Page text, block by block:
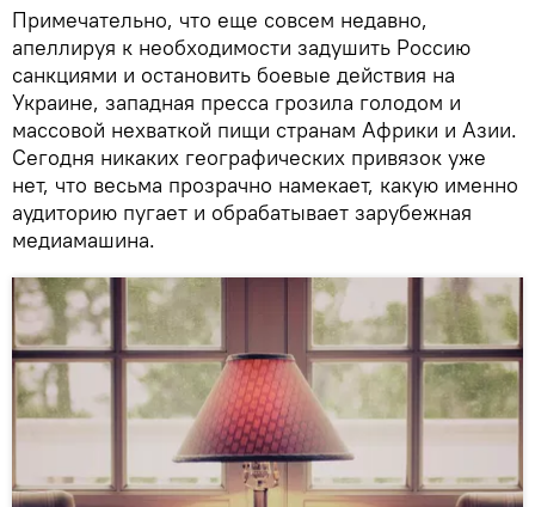
Примечательно, что еще совсем недавно,
апеллируя к необходимости задушить Россию
санкциями и остановить боевые действия на
Украине, западная пресса грозила голодом и
массовой нехваткой пищи странам Африки и Азии.
Сегодня никаких географических привязок уже
нет, что весьма прозрачно намекает, какую именно
аудиторию пугает и обрабатывает зарубежная
медиамашина.